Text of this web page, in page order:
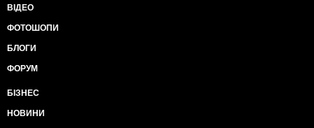
ВІДЕО
ФОТОШОПИ
БЛОГИ
ФОРУМ
БІЗНЕС
НОВИНИ